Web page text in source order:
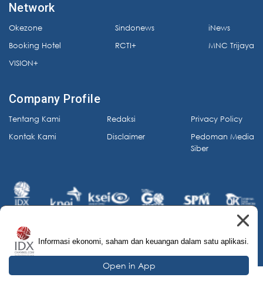
Network
Okezone
Booking Hotel
VISION+
Sindonews
RCTI+
iNews
MNC Trijaya
Company Profile
Tentang Kami
Kontak Kami
Redaksi
Disclaimer
Privacy Policy
Pedoman Media
Siber
© 2026 IDX Channel. All Rights Reserved.
Informasi ekonomi, saham dan keuangan dalam satu aplikasi.
Open in App